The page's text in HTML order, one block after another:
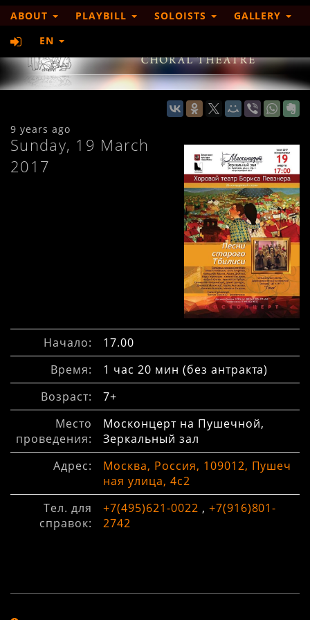
ABOUT PLAYBILL SOLOISTS
GALLERY
EN
9 years ago
Sunday, 19 March
2017
Начало:
17.00
Время:
1 час 20 мин (без антракта)
Возраст:
7+
Место
проведения:
Москонцерт на Пушечной,
Зеркальный зал
Адрес:
Москва, Россия, 109012, Пушеч
ная улица, 4с2
Тел. для
справок:
+7(495)621-0022 , +7(916)801-
2742